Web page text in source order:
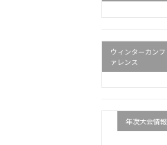
ウィンターカンフ
ァレンス
年次大会情報